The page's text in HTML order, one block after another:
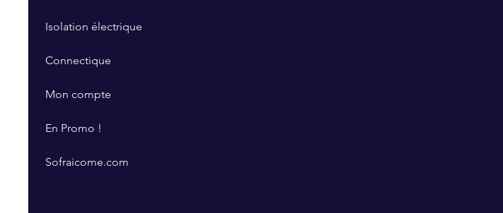
Isolation électrique
Connectique
Mon compte
En Promo !
Sofraicome.com